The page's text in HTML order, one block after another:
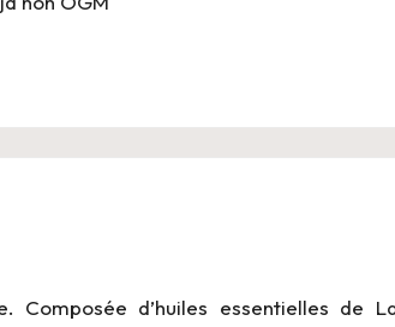
Composée d’huiles essentielles de